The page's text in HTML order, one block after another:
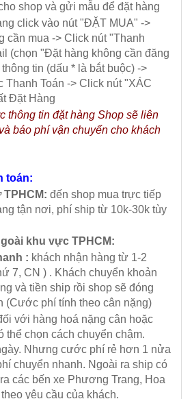
shop và gửi mẫu để đặt hàng
click vào nút "ĐẶT MUA" ->
cần mua -> Click nút "Thanh
(chọn "Đặt hàng không cần đăng
tin (dấu * là bắt buộc) ->
Toán -> Click nút "XÁC
Đặt Hàng
thông tin đặt hàng Shop sẽ liên
báo phí vận chuyển cho khách
toán:
đến shop mua trực tiếp
tận nơi, phí ship từ 10k-30k tùy
khu vực TPHCM:
: khách nhận hàng từ 1-2
7, CN ) . Khách chuyển khoản
và tiền ship rồi shop sẽ đóng
(Cước phí tính theo cân nặng)
với hàng hoá nặng cân hoặc
thể chọn cách chuyển chậm.
Nhưng cước phí rẻ hơn 1 nửa
chuyển nhanh. Ngoài ra ship có
các bến xe Phương Trang, Hoa
yêu cầu của khách.